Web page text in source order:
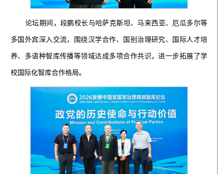
论坛期间，段鹏校长与哈萨克斯坦、马来西亚、厄瓜多尔等
多国外宾深入交流，围绕汉学合作、国别治理研究、国际人才培
养、多语种智库传播等领域达成多项合作共识，进一步拓展了学
校国际化智库合作格局。